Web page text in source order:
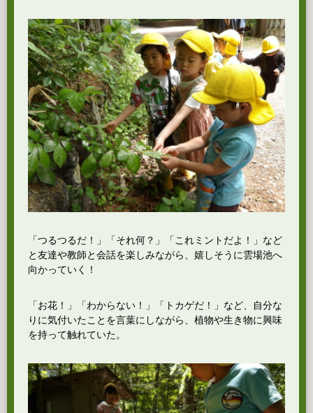
「つるつるだ！」「それ何？」「これミントだよ！」など
と友達や教師と会話を楽しみながら、嬉しそうに雲場池へ
向かっていく！
「お花！」「わからない！」「トカゲだ！」など、自分な
りに気付いたことを言葉にしながら、植物や生き物に興味
を持って触れていた。